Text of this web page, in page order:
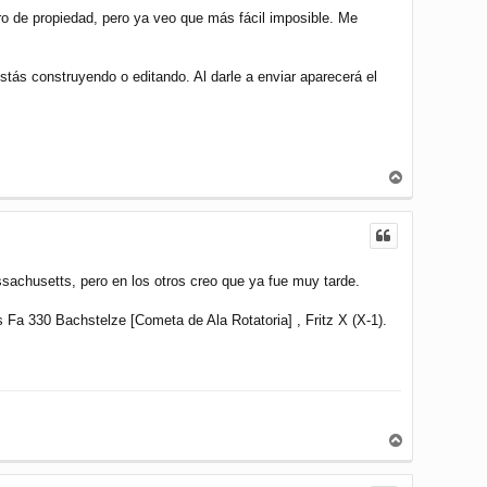
de propiedad, pero ya veo que más fácil imposible. Me
construyendo o editando. Al darle a enviar aparecerá el
r
r
pero en los otros creo que ya fue muy tarde.
330 Bachstelze [Cometa de Ala Rotatoria] , Fritz X (X-1).
r
r